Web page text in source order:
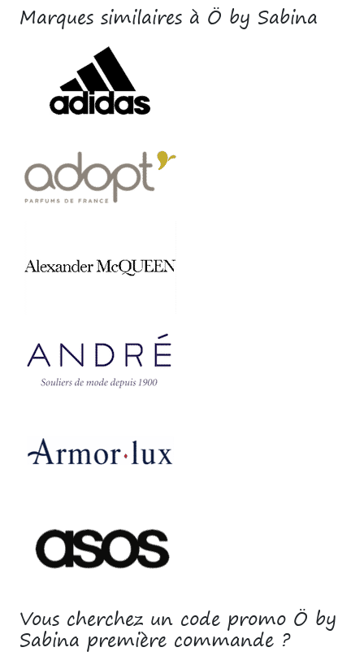
Marques similaires à Ö by Sabina
Vous cherchez un code promo Ö by
Sabina première commande ?